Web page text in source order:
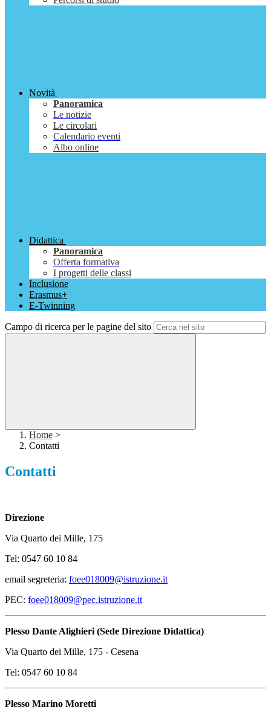
Novità
Panoramica
Le notizie
Le circolari
Calendario eventi
Albo online
Didattica
Panoramica
Offerta formativa
I progetti delle classi
Inclusione
Erasmus+
E-Twinning
Campo di ricerca per le pagine del sito
Home >
Contatti
Contatti
Direzione
Via Quarto dei Mille, 175
Tel: 0547 60 10 84
email segreteria: foee018009@istruzione.it
PEC: foee018009@pec.istruzione.it
Plesso Dante Alighieri (Sede Direzione Didattica)
Via Quarto dei Mille, 175 - Cesena
Tel: 0547 60 10 84
Plesso Marino Moretti